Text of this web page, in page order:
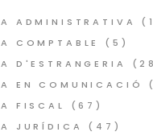
ADMINISTRATIVA
COMPTABLE
(5)
D'ESTRANGERIA
EN COMUNICACIÓ
FISCAL
(67)
JURÍDICA
(47)